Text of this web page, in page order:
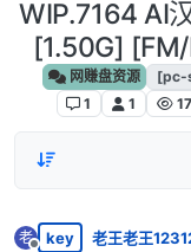
WIP.7164 AI
[1.50G]
网赚盘资源
[pc-
1
1
老 key 老王老王